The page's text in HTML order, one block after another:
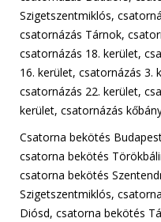
Szigetszentmiklós,
csatornázás Tárnok,
csatornázás 18. kerület,
16. kerület, csatornázás 3.
csatornázás 22. kerület,
kerület, csatornázás
Csatorna bekötés
csatorna bekötés
csatorna bekötés
Szigetszentmiklós,
Diósd, csatorna bekötés